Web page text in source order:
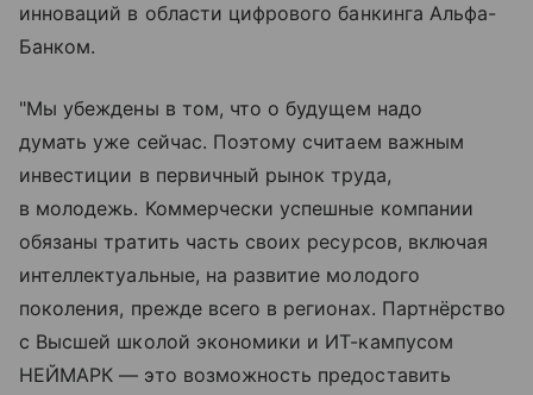
инноваций в области цифрового банкинга Альфа-
Банком.
"Мы убеждены в том, что о будущем надо
думать уже сейчас. Поэтому считаем важным
инвестиции в первичный рынок труда,
в молодежь. Коммерчески успешные компании
обязаны тратить часть своих ресурсов, включая
интеллектуальные, на развитие молодого
поколения, прежде всего в регионах. Партнёрство
с Высшей школой экономики и ИТ-кампусом
НЕЙМАРК — это возможность предоставить